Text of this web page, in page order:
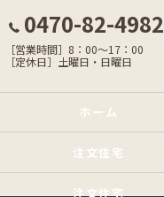
0470-82-4982
［営業時間］8：00〜17：00
［定休日］土曜日・日曜日
ホーム
注文住宅
注文住宅